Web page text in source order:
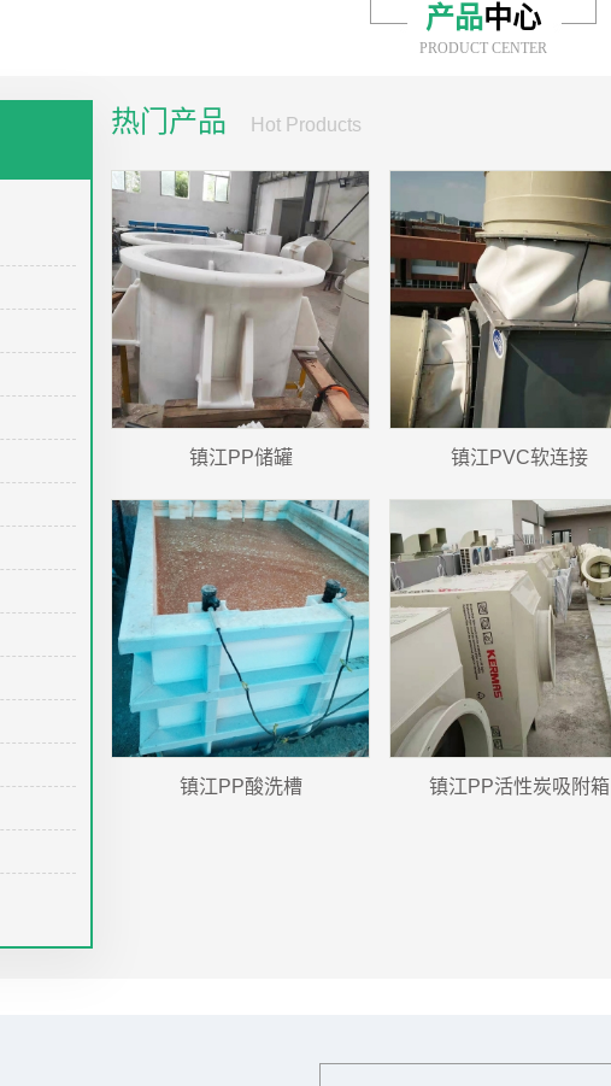
产品中心
PRODUCT CENTER
热门产品 Hot Products
镇江PP储罐 镇江PVC软连接
镇江PP酸洗槽 镇江PP活性炭吸附箱